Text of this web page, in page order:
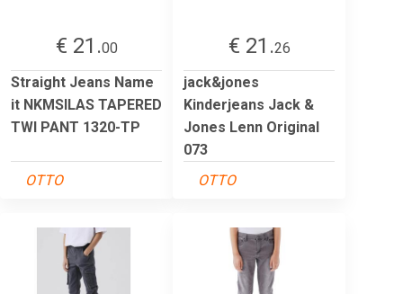
€ 21.00
Straight Jeans Name
it NKMSILAS TAPERED
TWI PANT 1320-TP
OTTO
€ 21.26
jack&jones
Kinderjeans Jack &
Jones Lenn Original
073
OTTO